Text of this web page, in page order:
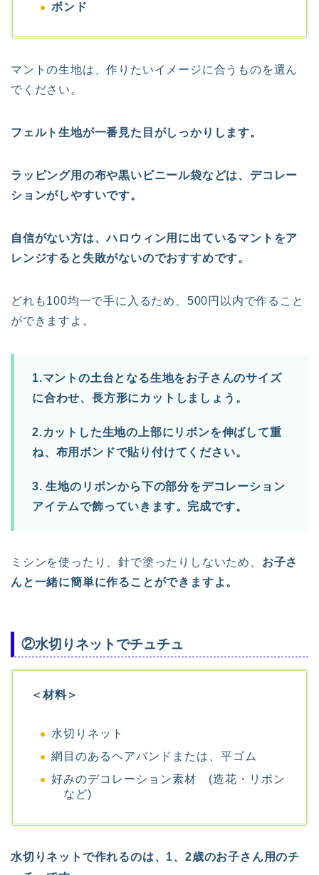
ボンド
マントの生地は、作りたいイメージに合うものを選ん
でください。
フェルト生地が一番見た目がしっかりします。
ラッピング用の布や黒いビニール袋などは、デコレー
ションがしやすいです。
自信がない方は、ハロウィン用に出ているマントをア
レンジすると失敗がないのでおすすめです。
どれも100均一で手に入るため、500円以内で作ること
ができますよ。
1.マントの土台となる生地をお子さんのサイズ
に合わせ、長方形にカットしましょう。
2.カットした生地の上部にリボンを伸ばして重
ね、布用ボンドで貼り付けてください。
3. 生地のリボンから下の部分をデコレーション
アイテムで飾っていきます。完成です。
ミシンを使ったり、針で塗ったりしないため、 お子さ
んと一緒に簡単に作ることができますよ。
②水切りネットでチュチュ
＜材料＞
水切りネット
網目のあるヘアバンドまたは、平ゴム
好みのデコレーション素材 (造花・リボン
など)
水切りネットで作れるのは、1、2歳のお子さん用のチ